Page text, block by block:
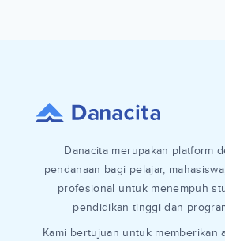
Danacita merupakan platform
pendanaan bagi pelajar,
profesional untuk menempuh
pendidikan tinggi dan
Kami bertujuan untuk memberikan